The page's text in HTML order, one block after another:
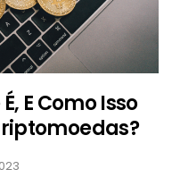
E Como Isso